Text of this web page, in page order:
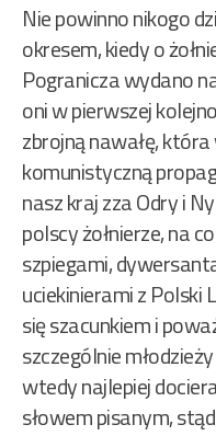
Nie powinno nikogo
okresem, kiedy o
Pogranicza wydano
oni w pierwszej
zbrojną nawałę,
komunistyczną
nasz kraj zza Odry i
polscy żołnierze, na
szpiegami,
uciekinierami z Polski
się szacunkiem i
szczególnie
wtedy najlepiej
słowem pisanym,